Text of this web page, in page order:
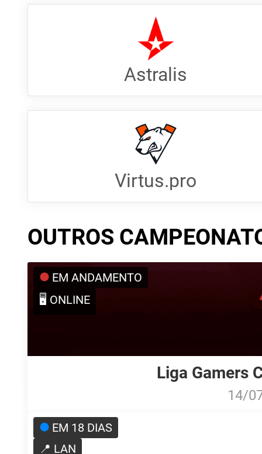
Astralis
Virtus.pro
OUTROS
EM ANDAMENTO
🖥️ ONLINE
Liga Gamers
14/
EM 18 DIAS
📍 LAN